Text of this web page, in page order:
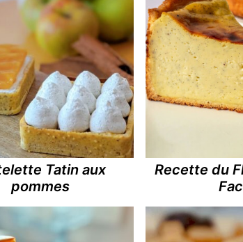
Tatin aux
pommes
Recette du